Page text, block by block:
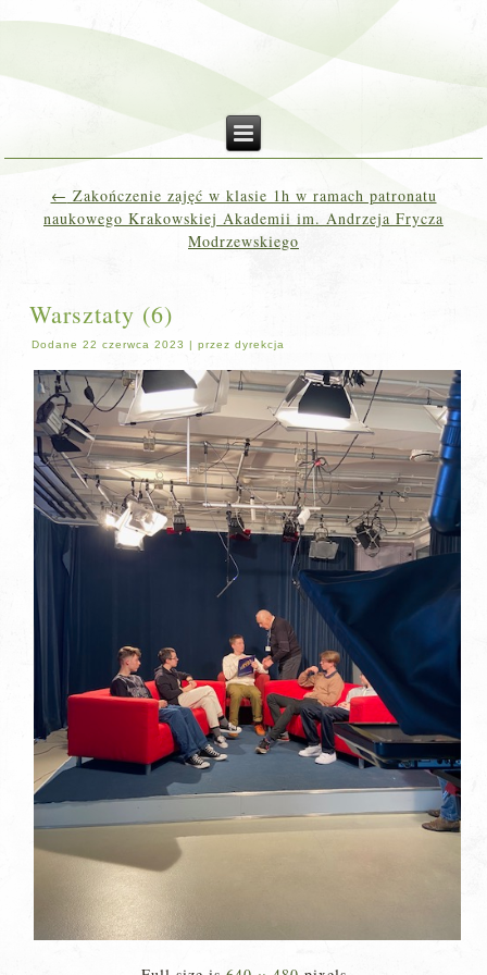
← Zakończenie zajęć w klasie 1h w ramach patronatu
naukowego Krakowskiej Akademii im. Andrzeja Frycza
Modrzewskiego
Warsztaty (6)
Dodane 22 czerwca 2023 |przez dyrekcja